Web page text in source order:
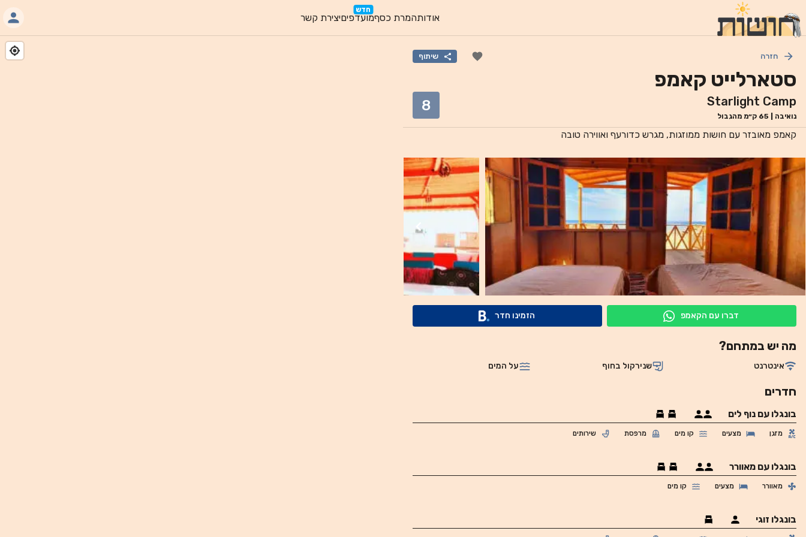
אודותהמרת כסף
חדש
מועדפיםיצירת קשר
חזרה שיתוף
סטארלייט קאמפ
Starlight Camp
נואיבה 65 ק״מ מהגבול
8
קאמפ מאובזר עם חושות ממוזגות, מגרש כדורעף ואווירה טובה
דברו עם הקאמפ הזמינו חדר
מה יש במתחם?
אינטרנט שנירקול בחוף על המים
חדרים
בונגלו עם נוף לים
מזגן מצעים קו מים מרפסת שירותים
בונגלו עם מאוורר
מאוורר מצעים קו מים
בונגלו זוגי